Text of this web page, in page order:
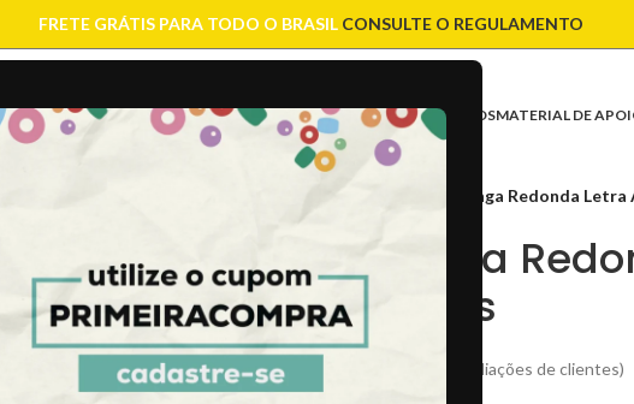
FRETE GRÁTIS PARA TODO O BRASIL CONSULTE O REGULAMENTO
BASESCONTAS CORRENTESENTREMEIOSFIOS E CORDÕES FECHOSMATERIAL DE
Miçanga Redonda Letra
Miçanga
Gramas
avaliações de clientes)